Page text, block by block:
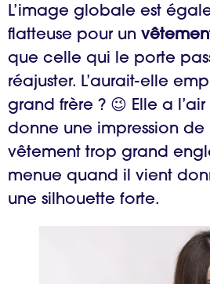
L’image globale est
flatteuse pour un
que celle qui le porte
réajuster. L’aurait-elle
grand frère ? 😉 Elle a l’air
donne une impression de
vêtement trop grand
menue quand il vient
une silhouette forte.